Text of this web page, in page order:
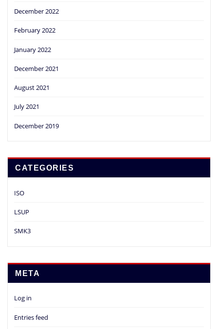
December 2022
February 2022
January 2022
December 2021
August 2021
July 2021
December 2019
CATEGORIES
ISO
LSUP
SMK3
META
Log in
Entries feed